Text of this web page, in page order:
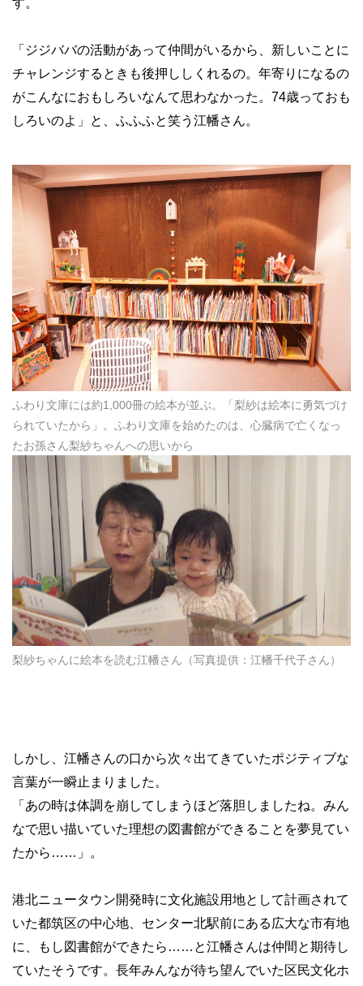
す。
「ジジババの活動があって仲間がいるから、新しいことに
チャレンジするときも後押ししくれるの。年寄りになるの
がこんなにおもしろいなんて思わなかった。74歳っておも
しろいのよ」と、ふふふと笑う江幡さん。
ふわり文庫には約1,000冊の絵本が並ぶ。「梨紗は絵本に勇気づけ
られていたから」。ふわり文庫を始めたのは、心臓病で亡くなっ
たお孫さん梨紗ちゃんへの思いから
梨紗ちゃんに絵本を読む江幡さん（写真提供：江幡千代子さん）
しかし、江幡さんの口から次々出てきていたポジティブな
言葉が一瞬止まりました。
「あの時は体調を崩してしまうほど落胆しましたね。みん
なで思い描いていた理想の図書館ができることを夢見てい
たから……」。
港北ニュータウン開発時に文化施設用地として計画されて
いた都筑区の中心地、センター北駅前にある広大な市有地
に、もし図書館ができたら……と江幡さんは仲間と期待し
ていたそうです。長年みんなが待ち望んでいた区民文化ホ